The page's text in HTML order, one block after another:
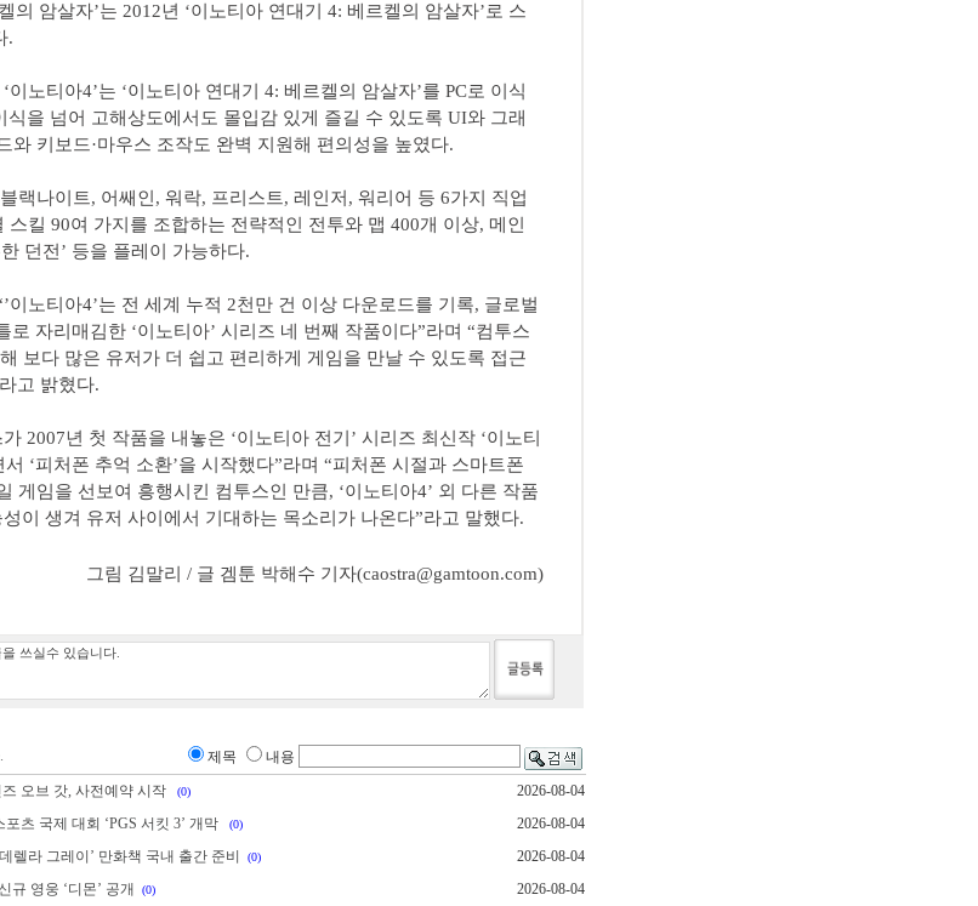
의 암살자’는 2012년 ‘이노티아 연대기 4: 베르켈의 암살자’로 스
.
이노티아4’는 ‘이노티아 연대기 4: 베르켈의 암살자’를 PC로 이식
식을 넘어 고해상도에서도 몰입감 있게 즐길 수 있도록 UI와 그래
와 키보드·마우스 조작도 완벽 지원해 편의성을 높였다.
랙나이트, 어쌔인, 워락, 프리스트, 레인저, 워리어 등 6가지 직업
스킬 90여 가지를 조합하는 전략적인 전투와 맵 400개 이상, 메인
던전’ 등을 플레이 가능하다.
이노티아4’는 전 세계 누적 2천만 건 이상 다운로드를 기록, 글로벌
로 자리매김한 ‘이노티아’ 시리즈 네 번째 작품이다”라며 “컴투스
보다 많은 유저가 더 쉽고 편리하게 게임을 만날 수 있도록 접근
고 밝혔다.
2007년 첫 작품을 내놓은 ‘이노티아 전기’ 시리즈 최신작 ‘이노티
‘피처폰 추억 소환’을 시작했다”라며 “피처폰 시절과 스마트폰
게임을 선보여 흥행시킨 컴투스인 만큼, ‘이노티아4’ 외 다른 작품
이 생겨 유저 사이에서 기대하는 목소리가 나온다”라고 말했다.
그림 김말리 / 글 겜툰 박해수 기자(caostra@gamtoon.com)
제목
내용
오브 갓, 사전예약 시작
(0)
2026-08-04
츠 국제 대회 ‘PGS 서킷 3’ 개막
(0)
2026-08-04
렐라 그레이’ 만화책 국내 출간 준비
(0)
2026-08-04
규 영웅 ‘디몬’ 공개
(0) 2026-08-04